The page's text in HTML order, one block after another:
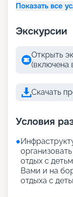
Показать все
Экскурсии
Открыть
(включена
Скачать
Условия
●
отдых с
Вами и на
отдыха с